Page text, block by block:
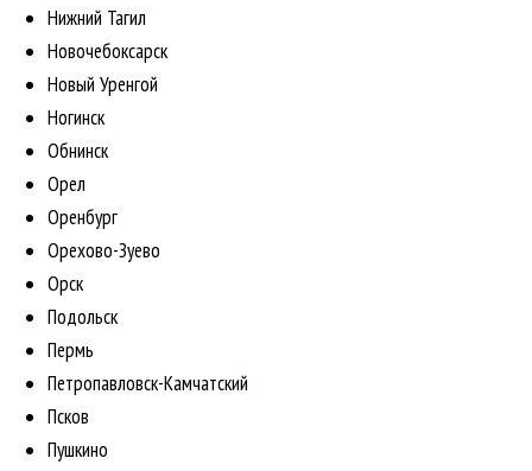
Нижний Тагил
Новочебоксарск
Новый Уренгой
Ногинск
Обнинск
Орел
Оренбург
Орехово-Зуево
Орск
Подольск
Пермь
Петропавловск-Камчатский
Псков
Пушкино